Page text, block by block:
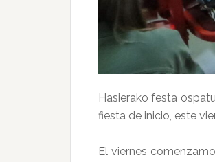
Hasierako festa
fiesta de inicio, este
El viernes